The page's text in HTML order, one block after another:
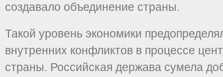
создавало объединение страны.
Такой уровень экономики
внутренних конфликтов в процессе
страны. Российская держава сумела